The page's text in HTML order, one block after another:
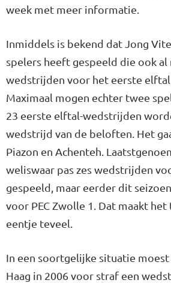
week met meer informatie.
Inmiddels is bekend dat Jong
spelers heeft gespeeld die ook al
wedstrijden voor het eerste elftal
Maximaal mogen echter twee
23 eerste elftal-wedstrijden
wedstrijd van de beloften. Het
Piazon en Achenteh.
weliswaar pas zes wedstrijden
gespeeld, maar eerder dit
voor PEC Zwolle 1. Dat maakt
eentje teveel.
In een soortgelijke situatie moest
Haag in 2006 voor straf een